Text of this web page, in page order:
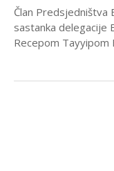
Član Predsjedništva
sastanka delegacije
Recepom Tayyipom